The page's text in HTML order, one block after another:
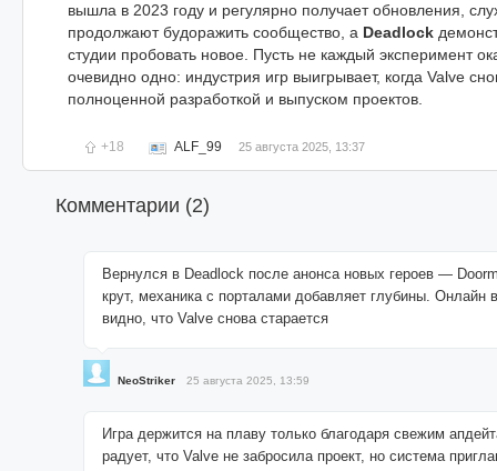
вышла в 2023 году и регулярно получает обновления,
продолжают будоражить сообщество, а Deadlock
студии пробовать новое. Пусть не каждый эксперимент
очевидно одно: индустрия игр выигрывает, когда Valve
полноценной разработкой и выпуском проектов.
+18 ALF_99 25 августа 2025, 13:37
Комментарии (2)
Вернулся в Deadlock после анонса новых героев —
крут, механика с порталами добавляет глубины. Онлайн
видно, что Valve снова старается
NeoStriker 25 августа 2025, 13:59
Игра держится на плаву только благодаря свежим
радует, что Valve не забросила проект, но система